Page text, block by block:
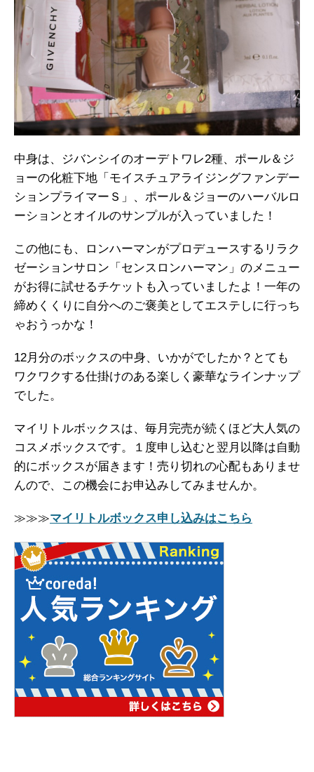
中身は、ジバンシイのオーデトワレ2種、ポール＆ジ
ョーの化粧下地「モイスチュアライジングファンデー
ションプライマーＳ」、ポール＆ジョーのハーバルロ
ーションとオイルのサンプルが入っていました！
この他にも、ロンハーマンがプロデュースするリラク
ゼーションサロン「センスロンハーマン」のメニュー
がお得に試せるチケットも入っていましたよ！一年の
締めくくりに自分へのご褒美としてエステしに行っち
ゃおうっかな！
12月分のボックスの中身、いかがでしたか？とても
ワクワクする仕掛けのある楽しく豪華なラインナップ
でした。
マイリトルボックスは、毎月完売が続くほど大人気の
コスメボックスです。１度申し込むと翌月以降は自動
的にボックスが届きます！売り切れの心配もありませ
んので、この機会にお申込みしてみませんか。
≫≫≫マイリトルボックス申し込みはこちら